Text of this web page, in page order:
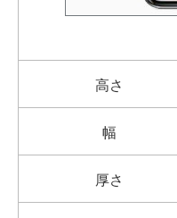
高さ
幅
厚さ